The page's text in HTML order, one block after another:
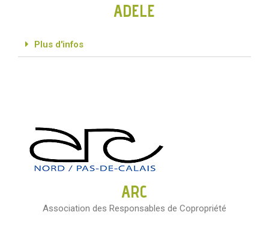
ADELE
Plus d'infos
ARC
Association des Responsables de Copropriété